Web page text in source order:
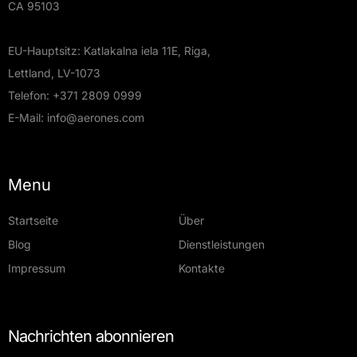
CA 95103
EU-Hauptsitz: Katlakalna iela 11E, Riga,
Lettland, LV-1073
Telefon: +371 2809 0999
E-Mail: info@aerones.com
Menu
Startseite
Über
Blog
Dienstleistungen
Impressum
Kontakte
Nachrichten abonnieren